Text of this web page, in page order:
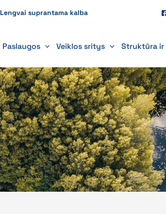
Lengvai suprantama kalba
Paslaugos Veiklos sritys Struktūra